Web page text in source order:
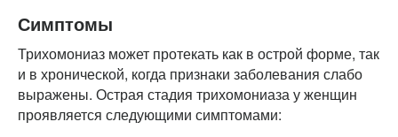
Симптомы
Трихомониаз может протекать как в острой форме, так
и в хронической, когда признаки заболевания слабо
выражены. Острая стадия трихомониаза у женщин
проявляется следующими симптомами: